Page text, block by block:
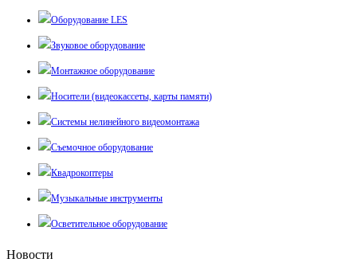
Оборудование LES
Звуковое оборудование
Монтажное оборудование
Носители (видеокассеты, карты памяти)
Системы нелинейного видеомонтажа
Съемочное оборудование
Квадрокоптеры
Музыкальные инструменты
Осветительное оборудование
Новости